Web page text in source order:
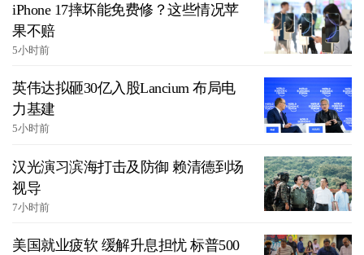
iPhone 17摔坏能免费修？这些情况苹
果不赔
5小时前
英伟达拟砸30亿入股Lancium 布局电
力基建
5小时前
汉光演习滨海打击及防御 赖清德到场
视导
7小时前
美国就业疲软 缓解升息担忧 标普500